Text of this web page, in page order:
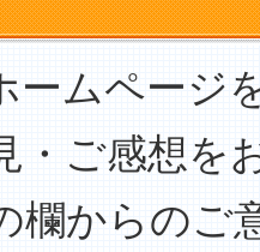
ームページ
・ご感想を
欄からのご